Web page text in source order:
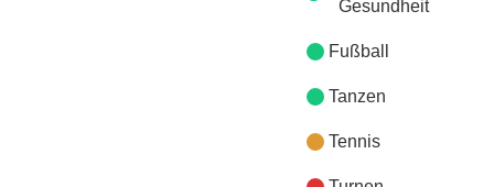
Gesundheit
Fußball
Tanzen
Tennis